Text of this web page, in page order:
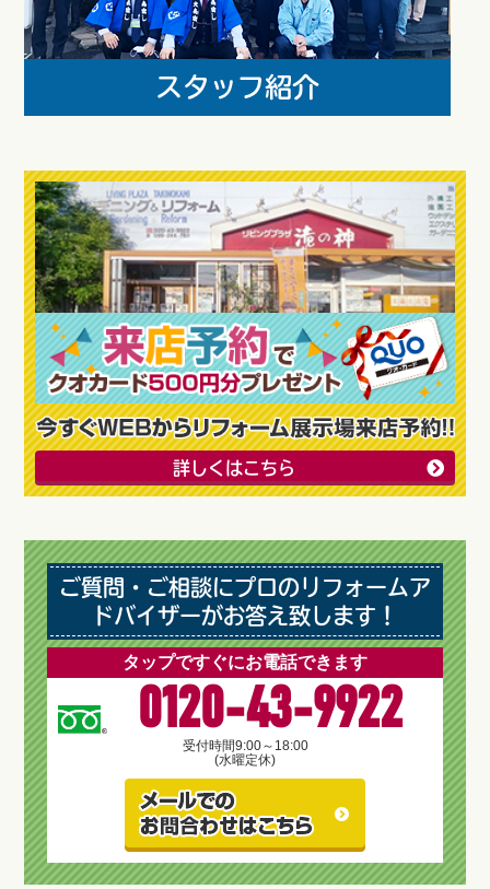
詳しくはこちら
ご質問・ご相談にプロのリフォームア
ドバイザーがお答え致します！
タップですぐにお電話できます
0120-43-9922
受付時間9:00～18:00
(水曜定休)